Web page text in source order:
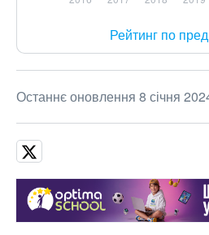
Рейтинг по
Останнє оновлення 8 січня